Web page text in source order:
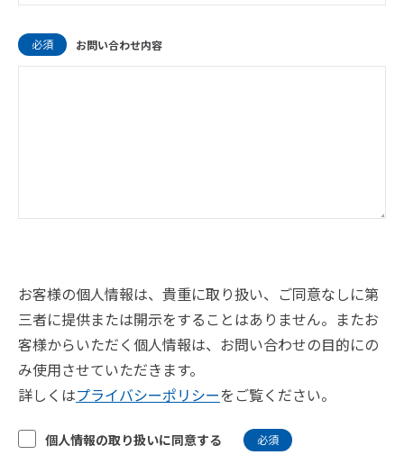
必須 お問い合わせ内容
お客様の個人情報は、貴重に取り扱い、ご同意なしに第
三者に提供または開示をすることはありません。またお
客様からいただく個人情報は、お問い合わせの目的にの
み使用させていただきます。
詳しくはプライバシーポリシーをご覧ください。
個人情報の取り扱いに同意する 必須